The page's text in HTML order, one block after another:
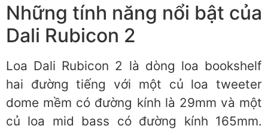
Những tính năng nổi bật của
Dali Rubicon 2
Loa Dali Rubicon 2 là dòng loa bookshelf
hai đường tiếng với một củ loa tweeter
dome mềm có đường kính là 29mm và một
củ loa mid bass có đường kính 165mm.